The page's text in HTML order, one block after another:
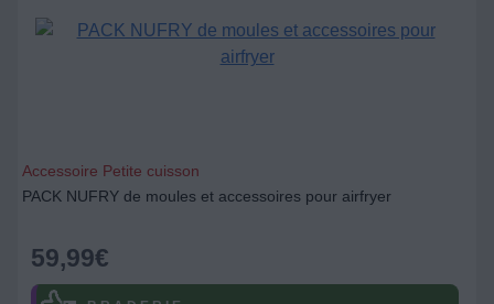
Accessoire Petite cuisson
PACK NUFRY de moules et accessoires pour airfryer
59,99€